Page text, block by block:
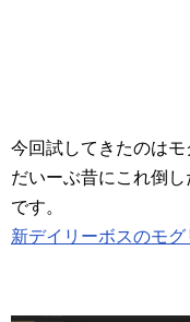
今回試してきたのはモ
だいーぶ昔にこれ倒
です。
新デイリーボスのモグ